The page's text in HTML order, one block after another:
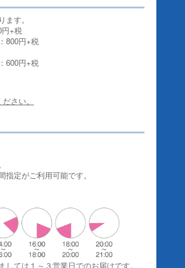
す。
円+税
800円+税
600円+税
さい。
定がご利用可能です。
ては１～３営業日でのお届けです。